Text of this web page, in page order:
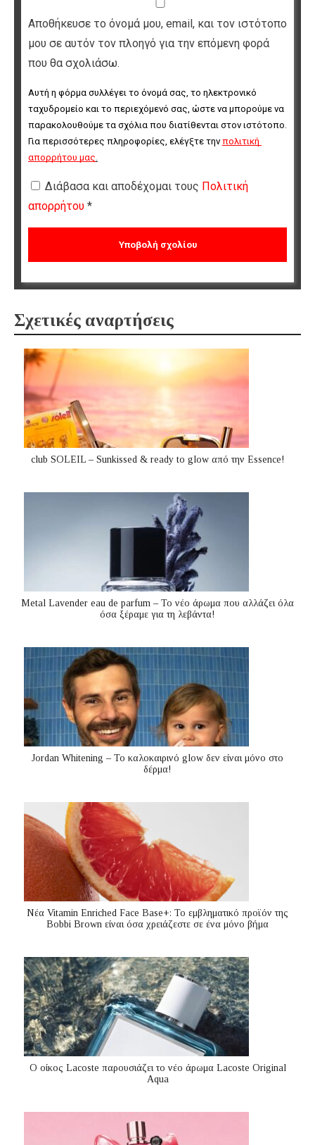
Αποθήκευσε το όνομά μου, email, και τον ιστότοπο
μου σε αυτόν τον πλοηγό για την επόμενη φορά
που θα σχολιάσω.
Αυτή η φόρμα συλλέγει το όνομά σας, το ηλεκτρονικό
ταχυδρομείο και το περιεχόμενό σας, ώστε να μπορούμε να
παρακολουθούμε τα σχόλια που διατίθενται στον ιστότοπο.
Για περισσότερες πληροφορίες, ελέγξτε την πολιτική
απορρήτου μας.
Διάβασα και αποδέχομαι τους Πολιτική
απορρήτου *
Σχετικές αναρτήσεις
club SOLEIL – Sunkissed & ready to glow από την Essence!
Metal Lavender eau de parfum – Το νέο άρωμα που αλλάζει όλα
όσα ξέραμε για τη λεβάντα!
Jordan Whitening – Το καλοκαιρινό glow δεν είναι μόνο στο
δέρμα!
Nέα Vitamin Enriched Face Base+: Το εμβληματικό προϊόν της
Bobbi Brown είναι όσα χρειάζεστε σε ένα μόνο βήμα
Ο οίκος Lacoste παρουσιάζει το νέο άρωμα Lacoste Original
Aqua